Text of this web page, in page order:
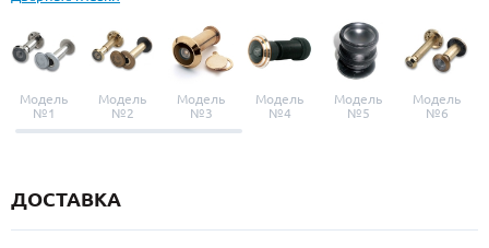
Модель
№1
Модель
№2
Модель
№3
Модель
№4
Модель
№5
Модель
№6
ДОСТАВКА